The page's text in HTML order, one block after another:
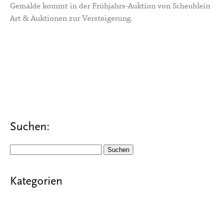
Gemälde kommt in der Frühjahrs-Auktion von Scheublein
Art & Auktionen zur Versteigerung.
Suchen:
Kategorien